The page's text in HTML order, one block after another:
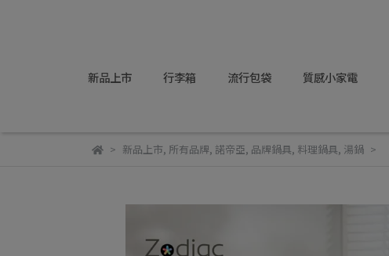
新品上市 行李箱 流行包袋 質感小家電
新品上市, 所有品牌, 諾帝亞, 品牌鍋具, 料理鍋具, 湯鍋